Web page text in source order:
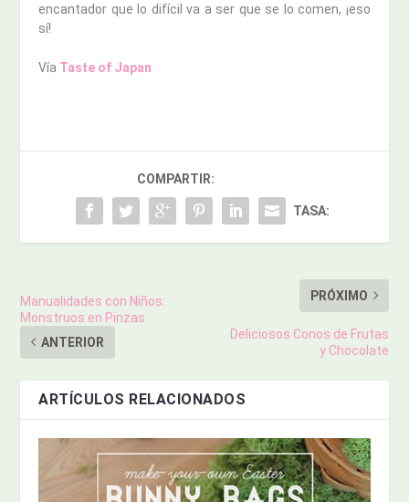
encantador que lo difícil va a ser que se lo comen, ¡eso
sí!
Vía Taste of Japan
COMPARTIR:
TASA:
Manualidades con Niños:
Monstruos en Pinzas
ANTERIOR
PRÓXIMO
Deliciosos Conos de Frutas
y Chocolate
ARTÍCULOS RELACIONADOS